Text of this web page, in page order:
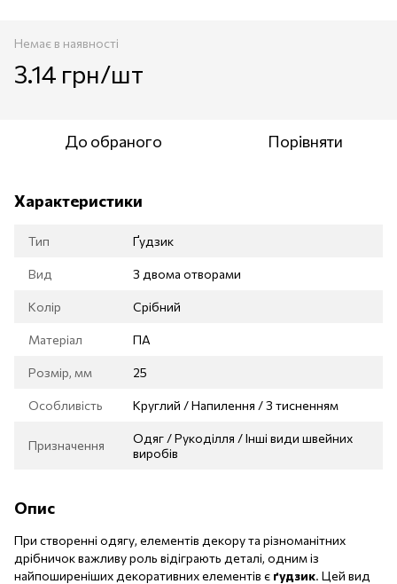
Немає в наявності
3.14 грн/шт
До обраного Порівняти
Характеристики
Тип Ґудзик
Вид З двома отворами
Колір Срібний
Матеріал ПА
Розмір, мм 25
Особливість Круглий / Напилення / З тисненням
Призначення
Одяг / Рукоділля / Інші види швейних
виробів
Опис
При створенні одягу, елементів декору та різноманітних
дрібничок важливу роль відіграють деталі, одним із
найпоширеніших декоративних елементів є ґудзик. Цей вид